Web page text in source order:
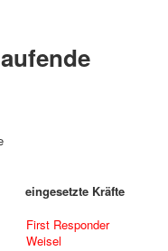
eingesetzte Kräfte
First Responder
Weisel